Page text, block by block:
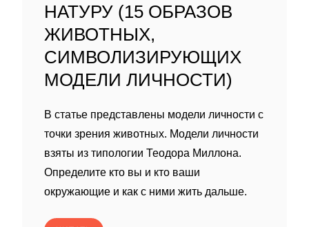
НАТУРУ (15 ОБРАЗОВ
ЖИВОТНЫХ,
СИМВОЛИЗИРУЮЩИХ
МОДЕЛИ ЛИЧНОСТИ)
В статье представлены модели личности с
точки зрения животных. Модели личности
взяты из типологии Теодора Миллона.
Определите кто вы и кто ваши
окружающие и как с ними жить дальше.